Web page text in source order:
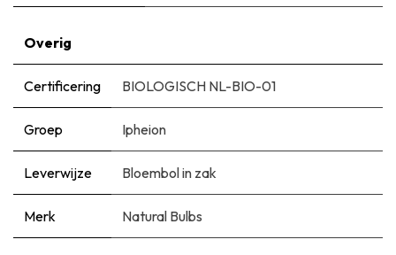
Overig
Certificering BIOLOGISCH NL-BIO-01
Groep Ipheion
Leverwijze Bloembol in zak
Merk Natural Bulbs